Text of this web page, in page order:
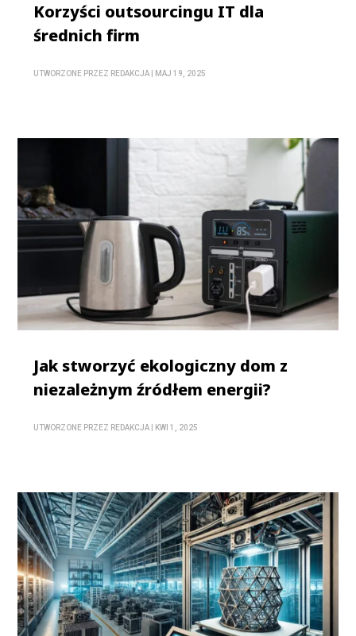
Korzyści outsourcingu IT dla
średnich firm
UTWORZONE PRZEZ REDAKCJA MAJ 19, 2025
Jak stworzyć ekologiczny dom z
niezależnym źródłem energii?
UTWORZONE PRZEZ REDAKCJA KWI 1, 2025